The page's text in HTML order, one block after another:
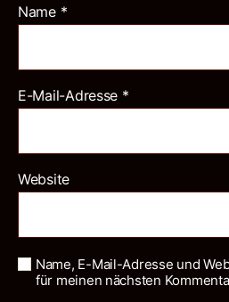
Name *
E-Mail-Adresse *
Website
Name, E-Mail-Adresse und
für meinen nächsten